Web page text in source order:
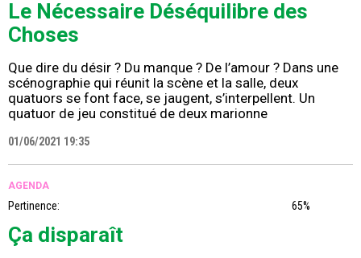
Le Nécessaire Déséquilibre des
Choses
Que dire du désir ? Du manque ? De l’amour ? Dans une
scénographie qui réunit la scène et la salle, deux
quatuors se font face, se jaugent, s’interpellent. Un
quatuor de jeu constitué de deux marionne
01/06/2021 19:35
AGENDA
Pertinence: 65%
Ça disparaît